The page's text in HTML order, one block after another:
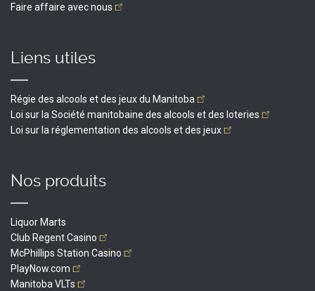
Faire affaire avecnous
Liens utiles
Régie des alcools et des jeux du Manitoba
Loi sur la Société manitobaine des alcools et des loteries
Loi sur la réglementation des alcools et des jeux
Nos produits
Liquor Marts
Club RegentCasino
McPhillips Station Casino
PlayNow.com
Manitoba VLTs